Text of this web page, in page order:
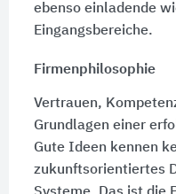
ebenso einladende
Eingangsbereiche.
Firmenphilosophie
Vertrauen,
Grundlagen einer
Gute Ideen kennen
zukunftsorientiertes